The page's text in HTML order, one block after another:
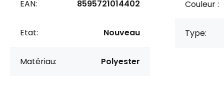
EAN: 8595721014402
Etat: Nouveau
Matériau: Polyester
Couleur :
Type: